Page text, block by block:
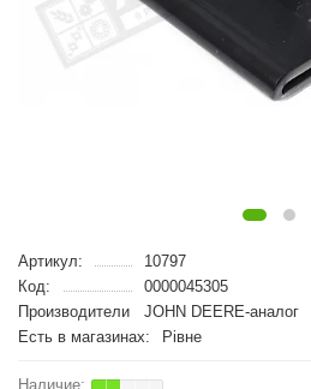
Артикул:
10797
Код:
0000045305
Производители
JOHN DEERE-аналог
Есть в магазинах:
Рівне